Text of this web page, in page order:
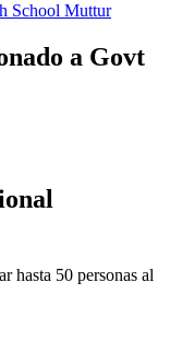
a Govt
hasta 50 personas al